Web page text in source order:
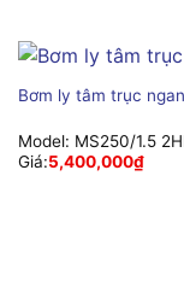
Bơm ly tâm trục
Model: MS250/1.5
Giá:5,400,000₫